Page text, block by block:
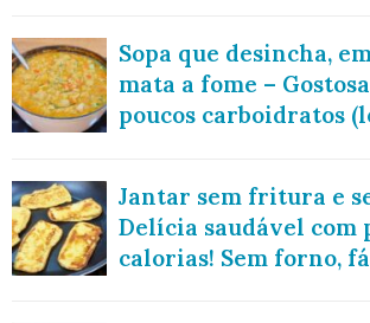
Sopa que desincha,
mata a fome –
poucos carboidratos
Jantar sem fritura e
Delícia saudável com
calorias! Sem forno,